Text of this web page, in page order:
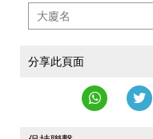
分享此頁面